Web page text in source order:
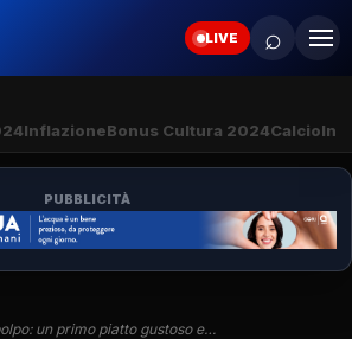
LIVE ⌕
InflazioneBonus Cultura 2024Calcio
PUBBLICITÀ
un primo piatto gustoso e…